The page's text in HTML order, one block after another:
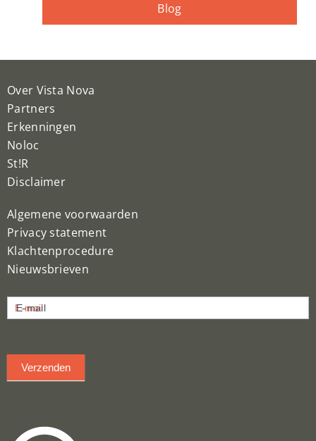
Blog
Over Vista Nova
Partners
Erkenningen
Noloc
St!R
Disclaimer
Algemene voorwaarden
Privacy statement
Klachtenprocedure
Nieuwsbrieven
inschrijven
E-mail
Verzenden